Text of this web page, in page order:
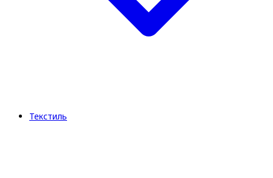
Текстиль